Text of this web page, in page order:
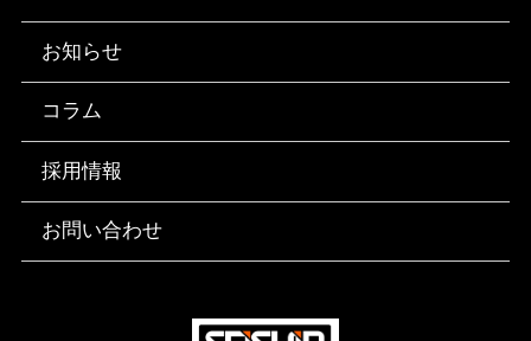
お知らせ
コラム
採用情報
お問い合わせ